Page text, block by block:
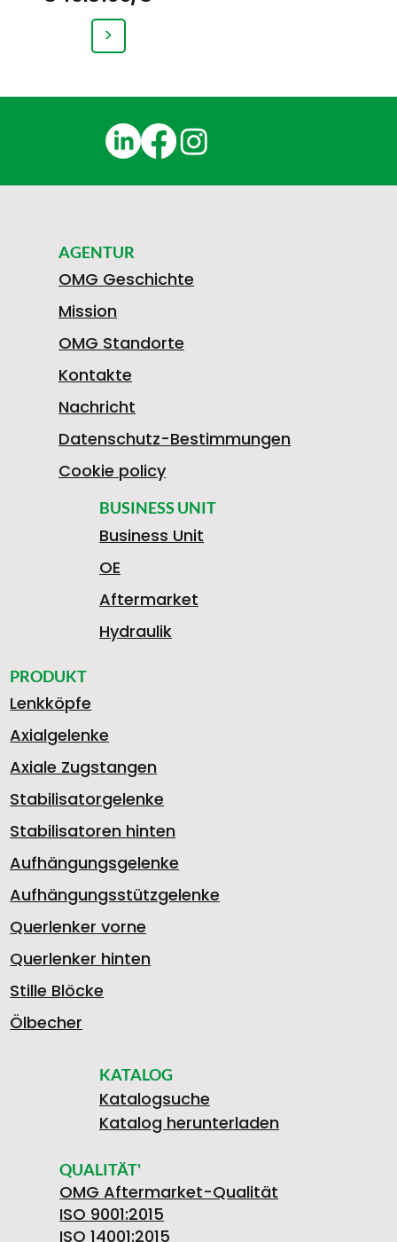
>
BUSINESS UNIT
Business Unit
OE
Aftermarket
Hydraulik
PRODUKT
Lenkköpfe
Axialgelenke
Axiale Zugstangen
Stabilisatorgelenke
Stabilisatoren hinten
Aufhängungsgelenke
Aufhängungsstützgelenke
Querlenker vorne
Querlenker hinten
Stille Blöcke
Ölbecher
KATALOG
Katalogsuche
Katalog herunterladen
QUALITÄT'
OMG Aftermarket-Qualität
ISO 9001:2015
ISO 14001:2015
AGENTUR
OMG Geschichte
Mission
OMG Standorte
Kontakte
Nachricht
Datenschutz-Bestimmungen
Cookie policy